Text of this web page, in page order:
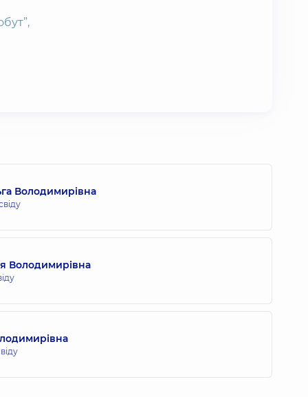
Володимирівна
Володимирівна